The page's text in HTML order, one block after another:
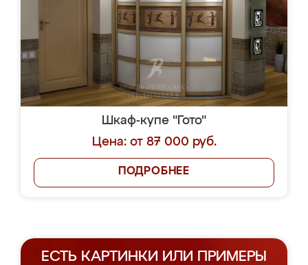
Шкаф-купе "Гото"
Цена: от 87 000 руб.
ПОДРОБНЕЕ
ЕСТЬ КАРТИНКИ ИЛИ ПРИМЕРЫ